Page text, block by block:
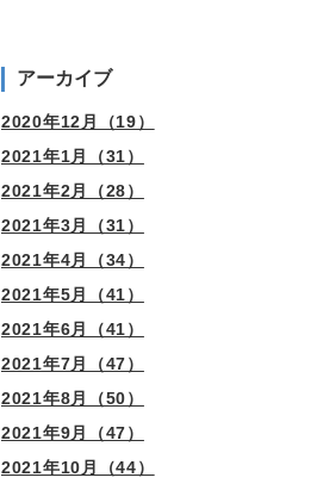
アーカイブ
2020年12月（19）
2021年1月（31）
2021年2月（28）
2021年3月（31）
2021年4月（34）
2021年5月（41）
2021年6月（41）
2021年7月（47）
2021年8月（50）
2021年9月（47）
2021年10月（44）